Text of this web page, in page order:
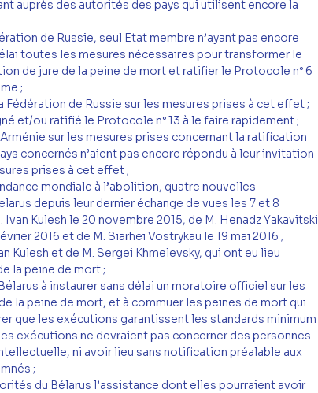
auprès des autorités des pays qui utilisent encore la
de Russie, seul Etat membre n’ayant pas encore
toutes les mesures nécessaires pour transformer le
de jure de la peine de mort et ratifier le Protocole n° 6
;
de Russie sur les mesures prises à cet effet ;
et/ou ratifié le Protocole n° 13 à le faire rapidement ;
sur les mesures prises concernant la ratification
concernés n’aient pas encore répondu à leur invitation
prises à cet effet ;
mondiale à l’abolition, quatre nouvelles
depuis leur dernier échange de vues les 7 et 8
Kulesh le 20 novembre 2015, de M. Henadz Yakavitski
2016 et de M. Siarhei Vostrykau le 19 mai 2016 ;
Kulesh et de M. Sergei Khmelevsky, qui ont eu lieu
la peine de mort ;
à instaurer sans délai un moratoire officiel sur les
la peine de mort, et à commuer les peines de mort qui
que les exécutions garantissent les standards minimum
exécutions ne devraient pas concerner des personnes
ni avoir lieu sans notification préalable aux
;
du Bélarus l’assistance dont elles pourraient avoir